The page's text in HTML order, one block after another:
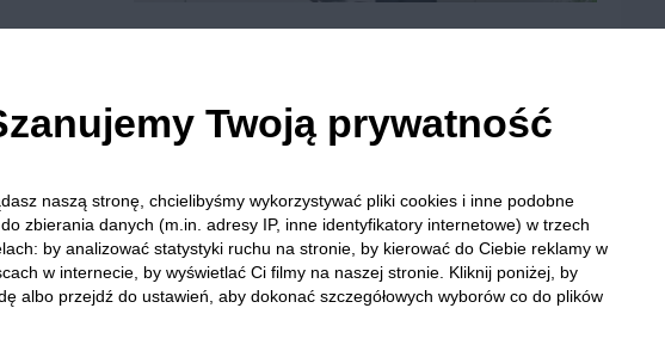
Pochwal się efektem.
kebab Mięso mielone Cebula Czosnek Jajka
Twoją prywatność
naszą stronę, chcielibyśmy wykorzystywać pliki cookies i inne podobne
zbierania danych (m.in. adresy IP, inne identyfikatory internetowe) w trzech
by analizować statystyki ruchu na stronie, by kierować do Ciebie reklamy w
w internecie, by wyświetlać Ci filmy na naszej stronie. Kliknij poniżej, by
albo przejdź do ustawień, aby dokonać szczegółowych wyborów co do plików